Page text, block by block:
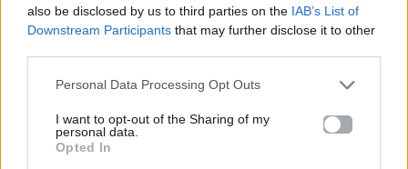
also be disclosed by us to third parties on the IAB’s List of
Downstream Participants that may further disclose it to other
Personal Data Processing Opt Outs
I want to opt-out of the Sharing of my
personal data.
Opted In
Βιογραφικά
Ελλήνων
Καλλιτεχνών